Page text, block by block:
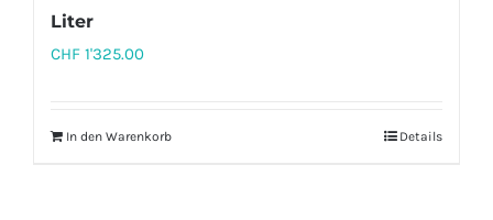
Liter
CHF 1'325.00
In den Warenkorb Details